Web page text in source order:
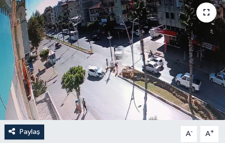
Paylaş A- A+